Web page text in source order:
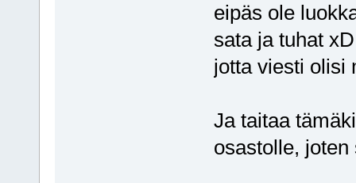
eipäs ole
sata ja tuhat
jotta viesti olisi
Ja taitaa
osastolle,